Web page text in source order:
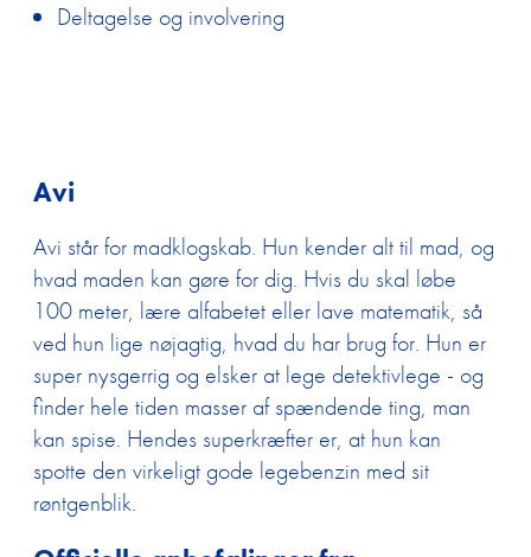
Deltagelse og involvering
Avi
Avi står for madklogskab. Hun kender alt til mad, og
hvad maden kan gøre for dig. Hvis du skal løbe
100 meter, lære alfabetet eller lave matematik, så
ved hun lige nøjagtig, hvad du har brug for. Hun er
super nysgerrig og elsker at lege detektivlege - og
finder hele tiden masser af spændende ting, man
kan spise. Hendes superkræfter er, at hun kan
spotte den virkeligt gode legebenzin med sit
røntgenblik.